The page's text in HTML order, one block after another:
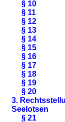
§ 10
§ 11
§ 12
§ 13
§ 14
§ 15
§ 16
§ 17
§ 18
§ 19
§ 20
3.
Seelotsen
§ 21